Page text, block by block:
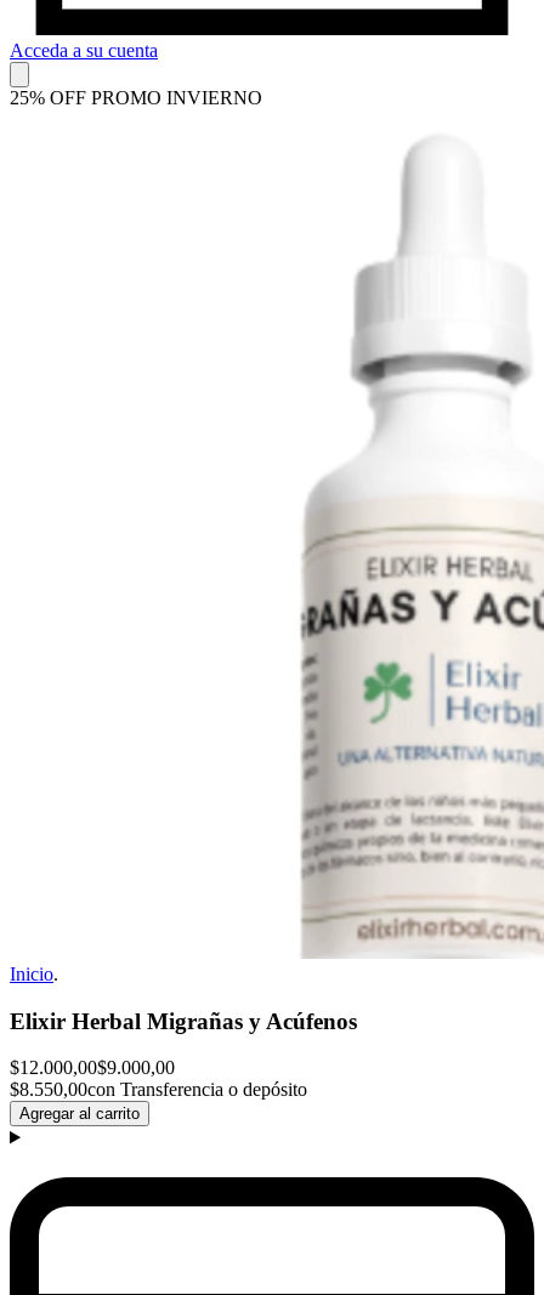
Acceda a su cuenta
25% OFF PROMO INVIERNO
Inicio.
Elixir Herbal Migrañas y Acúfenos
$12.000,00$9.000,00
$8.550,00con Transferencia o depósito
Agregar al carrito